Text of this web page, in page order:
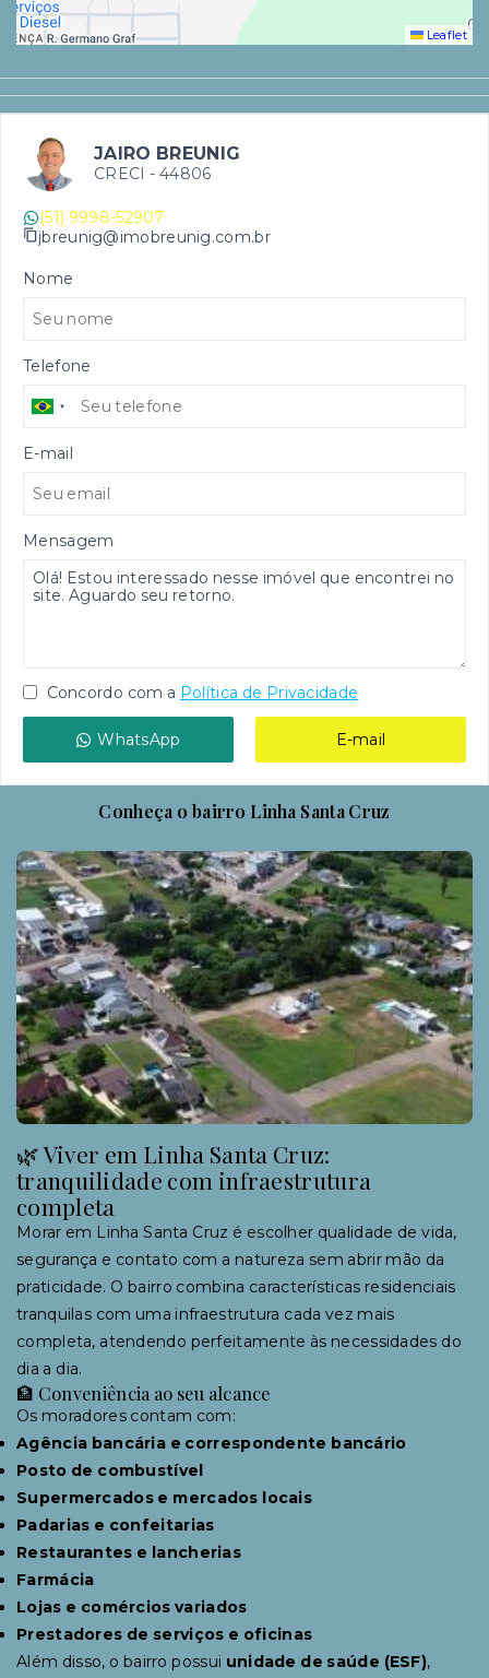
Leaflet
JAIRO BREUNIG
CRECI - 44806
(51) 9998-52907
jbreunig@imobreunig.com.br
Nome
Telefone
E-mail
Mensagem
Concordo com a Política de Privacidade
WhatsApp E-mail
Conheça o bairro Linha Santa Cruz
🌿 Viver em Linha Santa Cruz:
tranquilidade com infraestrutura
completa
Morar em Linha Santa Cruz é escolher qualidade de vida,
segurança e contato com a natureza sem abrir mão da
praticidade. O bairro combina características residenciais
tranquilas com uma infraestrutura cada vez mais
completa, atendendo perfeitamente às necessidades do
dia a dia.
🏦 Conveniência ao seu alcance
Os moradores contam com:
Agência bancária e correspondente bancário
Posto de combustível
Supermercados e mercados locais
Padarias e confeitarias
Restaurantes e lancherias
Farmácia
Lojas e comércios variados
Prestadores de serviços e oficinas
Além disso, o bairro possui unidade de saúde (ESF),